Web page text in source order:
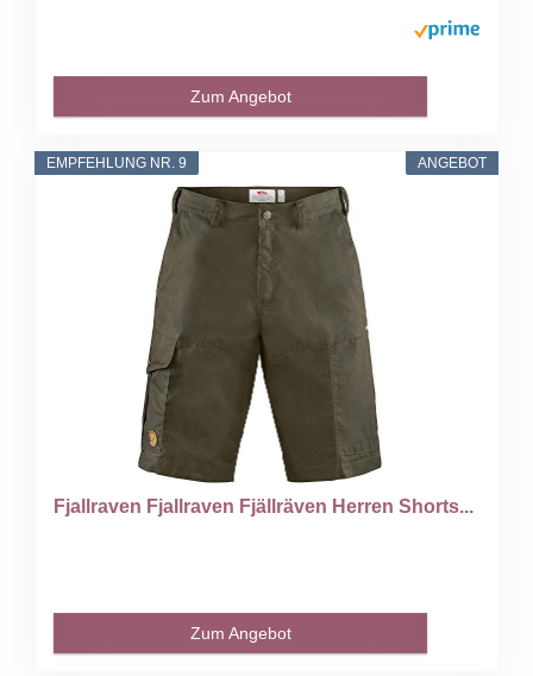
Zum Angebot
ANGEBOT
EMPFEHLUNG NR. 9
Fjallraven Fjallraven Fjällräven Herren Shorts...
Zum Angebot